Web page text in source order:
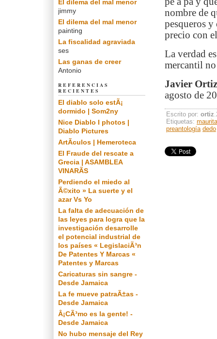
nombre de
pesqueros
precio con
La verdad
mercantil
Javier Ortiz
agosto de
Escrito por: ortiz
Etiquetas:
preantología dedo
El dilema del mal menor
jimmy
El dilema del mal menor
painting
La fiscalidad agraviada
ses
Las ganas de creer
Antonio
REFERENCIAS
RECIENTES
El diablo solo estÃ¡
dormido | Som2ny
Nice Diablo I photos |
Diablo Pictures
ArtÃ­culos | Hemeroteca
El Fraude del rescate a
Grecia | ASAMBLEA
VINARÃS
Perdiendo el miedo al
Ã©xito » La suerte y el
azar Vs Yo
La falta de adecuación de
las leyes para logra que la
investigación desarrolle
el potencial industrial de
los países « LegislaciÃ³n
De Patentes Y Marcas «
Patentes y Marcas
Caricaturas sin sangre -
Desde Jamaica
La fe mueve patraÃ±as -
Desde Jamaica
Â¡CÃ³mo es la gente! -
Desde Jamaica
No hubo mensaje del Rey